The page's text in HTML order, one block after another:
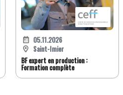
05.11.2026
Saint-Imier
BF expert en production :
Formation complète